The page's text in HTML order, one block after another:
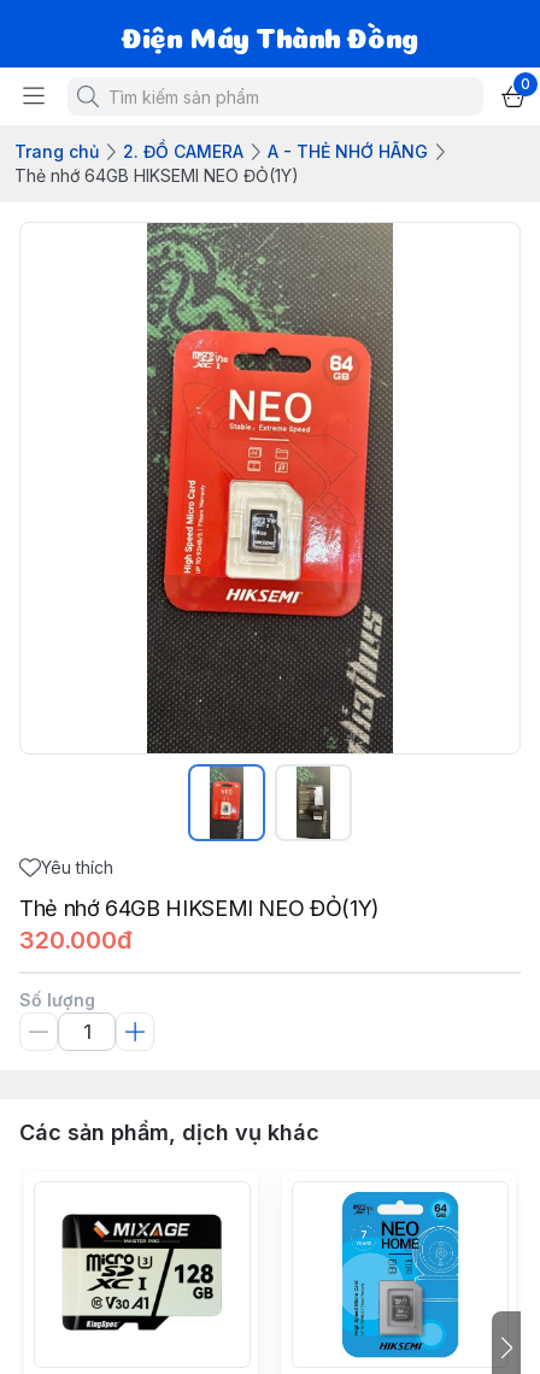
Điện Máy Thành Đồng
0
Trang chủ 2. ĐỒ CAMERA
A - THẺ NHỚ HÃNG
Thẻ nhớ 64GB HIKSEMI NEO ĐỎ(1Y)
Yêu thích
Thẻ nhớ 64GB HIKSEMI NEO ĐỎ(1Y)
320.000đ
Số lượng
Các sản phẩm, dịch vụ khác